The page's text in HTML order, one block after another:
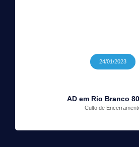
24/01/2023
AD em Rio Branco
Culto de